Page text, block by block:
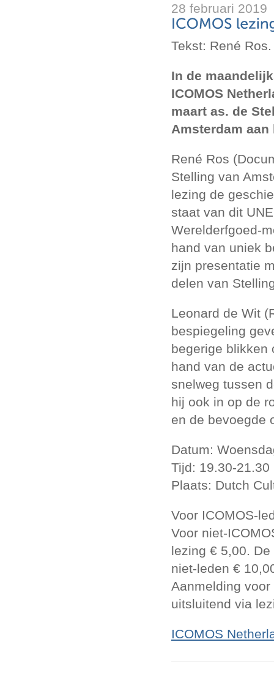
28 februari 2019
Tekst: René Ros.
In de
ICOMOS
maart as. de
Amsterdam aan
René Ros
Stelling van
lezing de
staat van dit
Werelderfgoed-
hand van uniek
zijn presentatie
delen van
Leonard de Wit
bespiegeling
begerige blikken
hand van de
snelweg tussen
hij ook in op de
en de bevoegde
Datum:
Tijd: 19.30-
Plaats: Dutch
Voor ICOMOS-
Voor niet-
lezing € 5,00.
niet-leden €
Aanmelding
uitsluitend via
ICOMOS